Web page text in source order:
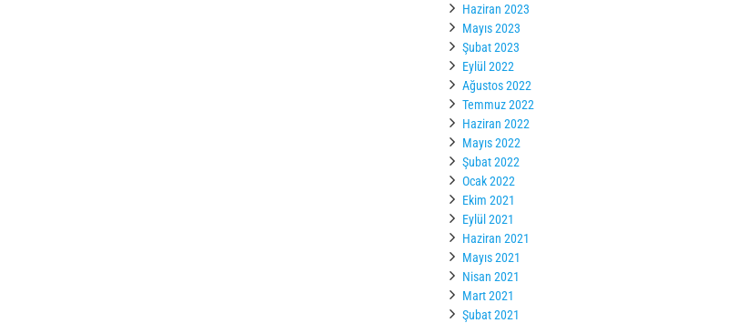
Haziran 2023
Mayıs 2023
Şubat 2023
Eylül 2022
Ağustos 2022
Temmuz 2022
Haziran 2022
Mayıs 2022
Şubat 2022
Ocak 2022
Ekim 2021
Eylül 2021
Haziran 2021
Mayıs 2021
Nisan 2021
Mart 2021
Şubat 2021